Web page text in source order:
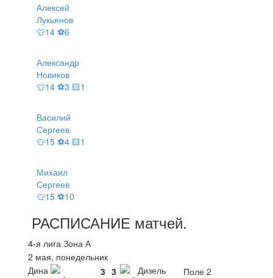
Алексей
Лукьянов
👕14 ⚽6
Александр
Новиков
👕14 ⚽3 🟨1
Василий
Сергеев
👕15 ⚽4 🟨1
Михаил
Сергеев
👕15 ⚽10
РАСПИСАНИЕ матчей.
4-я лига Зона А
2 мая, понедельник
Дина
3 3 Дизель
Поле 2